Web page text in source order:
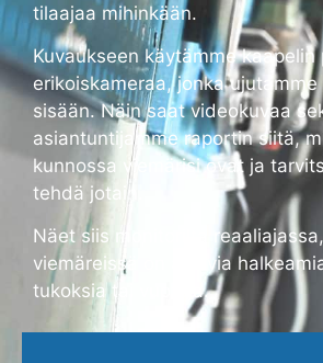
tilaajaa mihinkään.
Kuvaukseen käytämme kaapelin
erikoiskameraa, jonka ujutamme
sisään. Näin saat videokuvaa
asiantuntijamme raportin siitä,
kunnossa viemärisi ovat ja
tehdä jotain.
Näet siis monitorilta
viemäreissä on alkavia
tukoksia tai vuotoja.